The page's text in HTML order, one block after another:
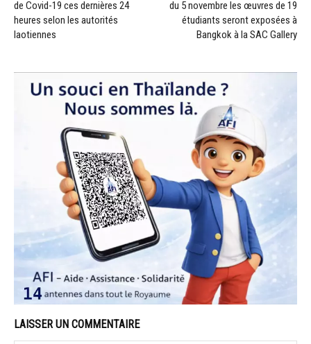
de Covid-19 ces dernières 24
heures selon les autorités
laotiennes
du 5 novembre les œuvres de 19
étudiants seront exposées à
Bangkok à la SAC Gallery
LAISSER UN COMMENTAIRE